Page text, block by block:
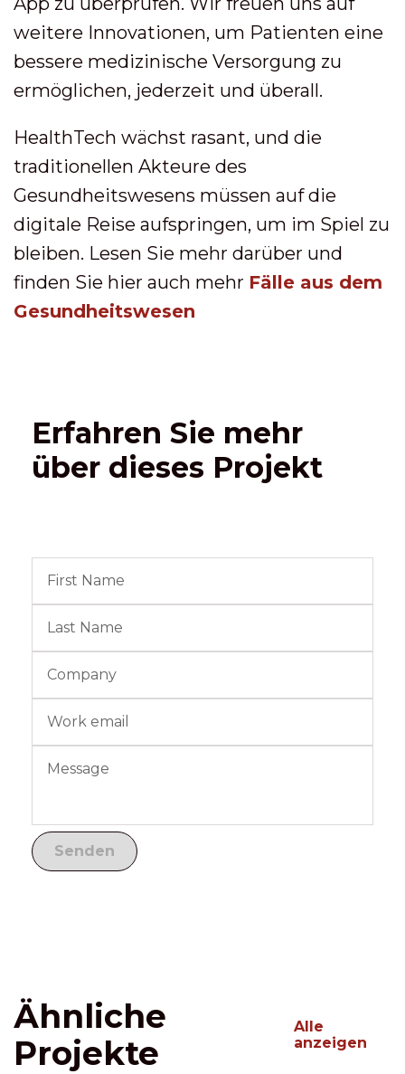
weitere Innovationen, um Patienten eine
bessere medizinische Versorgung zu
ermöglichen, jederzeit und überall.
HealthTech wächst rasant, und die
traditionellen Akteure des
Gesundheitswesens müssen auf die
digitale Reise aufspringen, um im Spiel zu
bleiben. Lesen Sie mehr darüber und
finden Sie hier auch mehr Fälle aus dem
Gesundheitswesen
Erfahren Sie mehr
über dieses Projekt
Ähnliche
Projekte
Alle
anzeigen